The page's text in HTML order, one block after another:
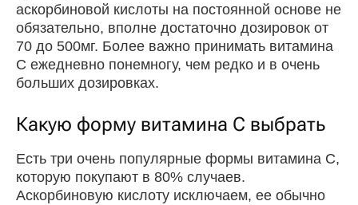
аскорбиновой кислоты на постоянной основе не
обязательно, вполне достаточно дозировок от
70 до 500мг. Более важно принимать витамина
С ежедневно понемногу, чем редко и в очень
больших дозировках.
Какую форму витамина С выбрать
Есть три очень популярные формы витамина С,
которую покупают в 80% случаев.
Аскорбиновую кислоту исключаем, ее обычно